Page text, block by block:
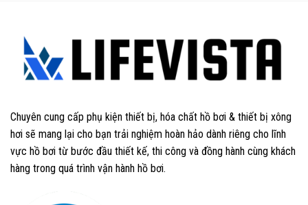
Chuyên cung cấp phụ kiện thiết bị, hóa chất hồ bơi & thiết bị xông
hơi sẽ mang lại cho bạn trải nghiệm hoàn hảo dành riêng cho lĩnh
vực hồ bơi từ bước đầu thiết kế, thi công và đồng hành cùng khách
hàng trong quá trình vận hành hồ bơi.